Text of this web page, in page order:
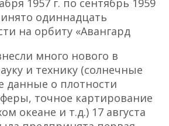
1957 г. по сентябрь 1959
одиннадцать
на орбиту «Авангард
много нового в
и технику (солнечные
данные о плотности
точное картирование
океане и т.д.) 17 августа